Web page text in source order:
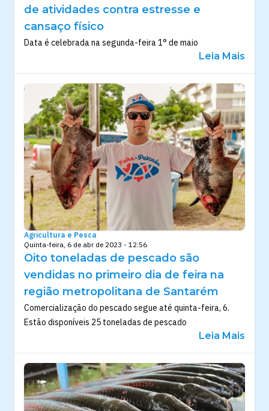
de atividades contra estresse e
cansaço físico
Data é celebrada na segunda-feira 1° de maio
Leia Mais
Agricultura e Pesca
Quinta-feira, 6 de abr de 2023 - 12:56
Oito toneladas de pescado são
vendidas no primeiro dia de feira na
região metropolitana de Santarém
Comercialização do pescado segue até quinta-feira, 6.
Estão disponíveis 25 toneladas de pescado
Leia Mais